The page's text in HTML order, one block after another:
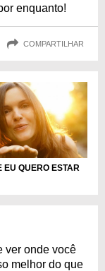
enquanto!
COMPARTILHAR
EU QUERO ESTAR
ver onde você
melhor do que